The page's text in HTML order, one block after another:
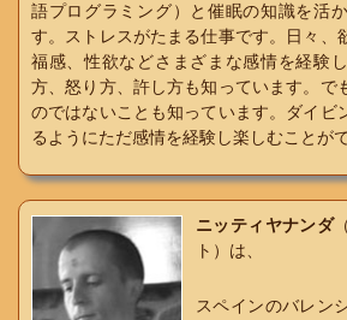
語プログラミング）と催眠の知識を活
す。ストレスがたまる仕事です。日々、
福感、性欲などさまざまな感情を経験
方、怒り方、許し方も知っています。で
のではないことも知っています。ダイビ
るようにただ感情を経験し楽しむことが
ニッティヤナンダ
ト）は、
スペインのバレン